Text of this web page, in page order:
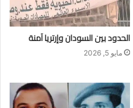
الحدود بين السودان وإرتريا آمنة
مايو 5, 2026